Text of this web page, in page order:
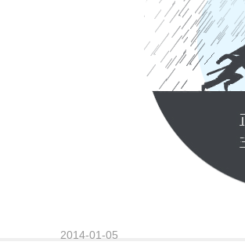
2014-01-05